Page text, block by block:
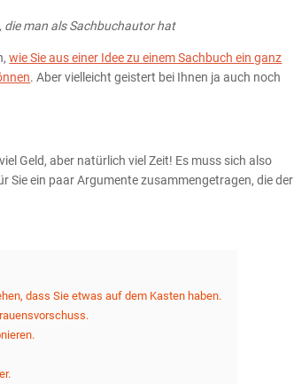
die man als Sachbuchautor hat
wie Sie aus einer Idee zu einem Sachbuch ein ganz
. Aber vielleicht geistert bei Ihnen ja auch noch
Geld, aber natürlich viel Zeit! Es muss sich also
Sie ein paar Argumente zusammengetragen, die der
dass Sie etwas auf dem Kasten haben.